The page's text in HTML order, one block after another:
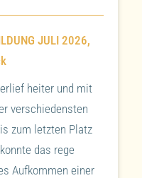
JULI 2026,
heiter und mit
verschiedensten
zum letzten Platz
das rege
Aufkommen einer